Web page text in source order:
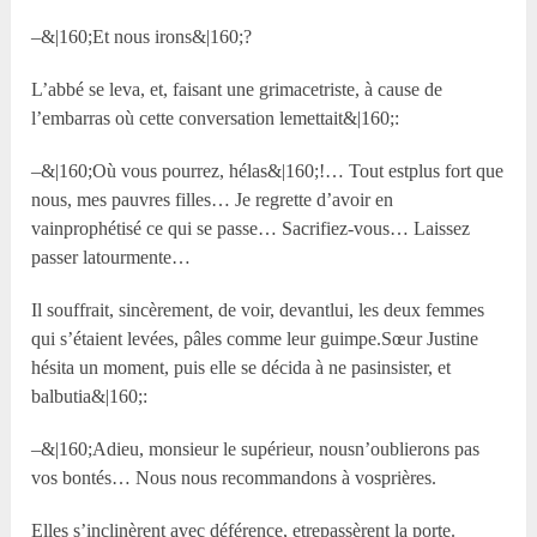
–&|160;Et nous irons&|160;?
L’abbé se leva, et, faisant une grimacetriste, à cause de
l’embarras où cette conversation lemettait&|160;:
–&|160;Où vous pourrez, hélas&|160;!… Tout estplus fort que
nous, mes pauvres filles… Je regrette d’avoir en
vainprophétisé ce qui se passe… Sacrifiez-vous… Laissez
passer latourmente…
Il souffrait, sincèrement, de voir, devantlui, les deux femmes
qui s’étaient levées, pâles comme leur guimpe.Sœur Justine
hésita un moment, puis elle se décida à ne pasinsister, et
balbutia&|160;:
–&|160;Adieu, monsieur le supérieur, nousn’oublierons pas
vos bontés… Nous nous recommandons à vosprières.
Elles s’inclinèrent avec déférence, etrepassèrent la porte.